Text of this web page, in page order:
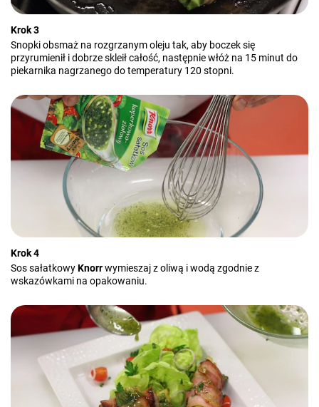
Krok 3
Snopki obsmaż na rozgrzanym oleju tak, aby boczek się
przyrumienił i dobrze skleił całość, następnie włóż na 15 minut do
piekarnika nagrzanego do temperatury 120 stopni.
Krok 4
Sos sałatkowyKnorrwymieszaj z oliwą i wodą zgodnie z
wskazówkami na opakowaniu.